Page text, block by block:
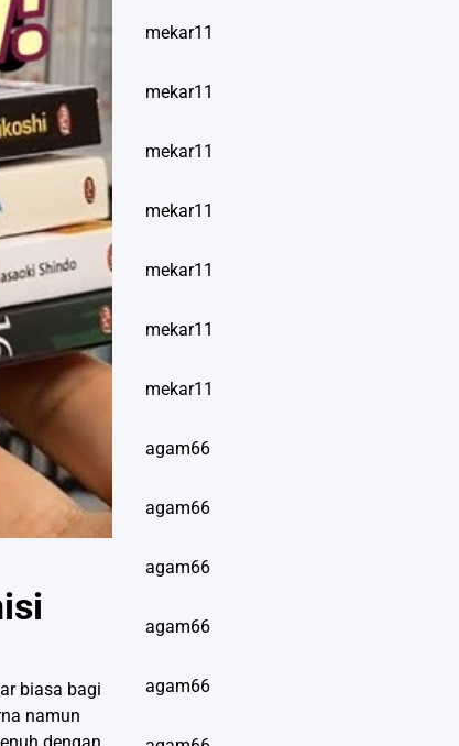
biasa bagi
namun
dengan
mekar11
mekar11
mekar11
mekar11
mekar11
mekar11
mekar11
agam66
agam66
agam66
agam66
agam66